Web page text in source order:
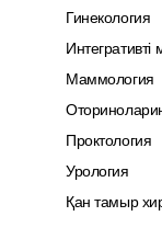
Гинекология
Маммология
Проктология
Урология
Қан тамыр